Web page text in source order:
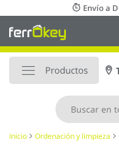
al
contenido
Envío a
Productos
Inicio Ordenación y limpieza